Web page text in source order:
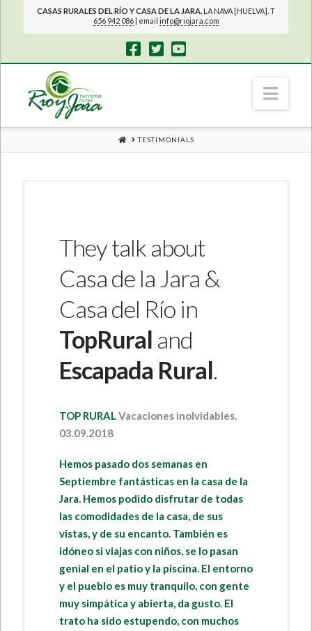
CASAS RURALES DEL RÍO Y CASA DE LA JARA. LA NAVA [HUELVA]. T
656 942 086| email info@riojara.com
HOMETESTIMONIALS
They talk about
Casa de la Jara &
Casa del Río in
TopRural and
Escapada Rural.
TOP RURAL Vacaciones inolvidables.
03.09.2018
Hemos pasado dos semanas en
Septiembre fantásticas en la casa de la
Jara. Hemos podido disfrutar de todas
las comodidades de la casa, de sus
vistas, y de su encanto. También es
idóneo si viajas con niños, se lo pasan
genial en el patio y la piscina. El entorno
y el pueblo es muy tranquilo, con gente
muy simpática y abierta, da gusto. El
trato ha sido estupendo, con muchos